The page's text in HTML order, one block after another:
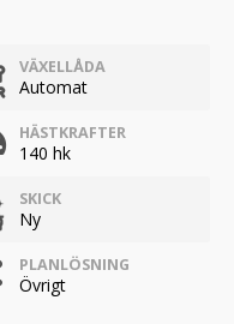
VÄXELLÅDA
Automat
HÄSTKRAFTER
140 hk
SKICK
Ny
PLANLÖSNING
Övrigt